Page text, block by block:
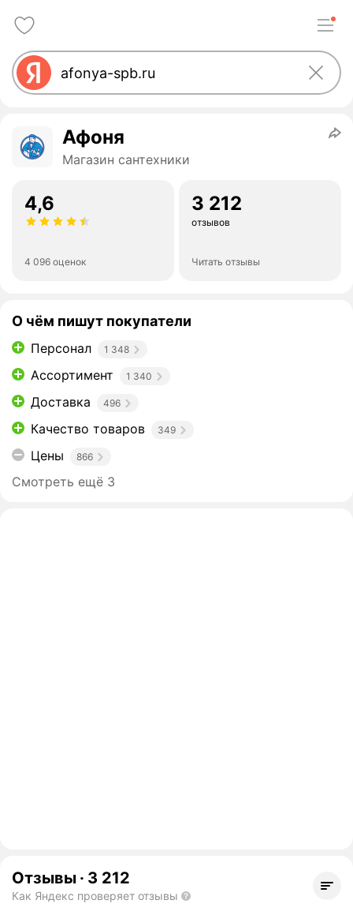
Афоня
Магазин сантехники
4,6
4 096 оценок
3 212
отзывов
Читать отзывы
О чём пишут покупатели
Персонал 1 348
Ассортимент 1 340
Доставка 496
Качество товаров 349
Цены 866
Смотреть ещё 3
Отзывы · 3 212
Как Яндекс проверяет отзывы